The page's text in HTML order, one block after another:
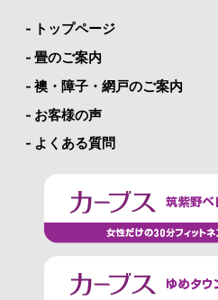
- トップページ
- 畳のご案内
- 襖・障子・網戸のご案内
- お客様の声
- よくある質問